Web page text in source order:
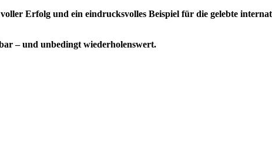
Erfolg und ein eindrucksvolles Beispiel für die gelebte
– und unbedingt wiederholenswert.